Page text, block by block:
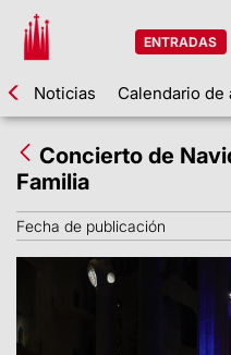
ENTRADAS
Noticias Calendario de
Concierto de
Familia
Fecha de publicación